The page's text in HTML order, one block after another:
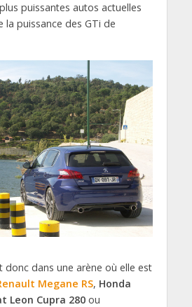
puissantes autos actuelles
la puissance des GTi de
donc dans une arène où elle est
Megane RS, Honda
Leon Cupra 280ou